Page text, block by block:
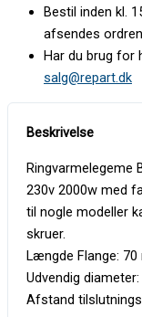
Bestil inden kl.
afsendes
Har du brug for
salg@repart.dk
Ringvarmelegeme
230v 2000w med
til nogle modeller
skruer.
Længde Flange: 70
Udvendig
Afstand